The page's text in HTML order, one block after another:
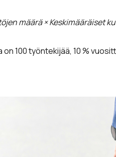
määrä × Keskimääräiset
100 työntekijää, 10 %